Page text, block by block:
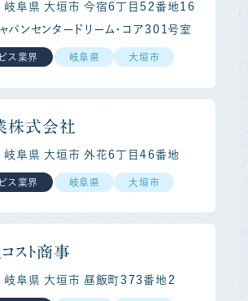
阜県 大垣市 今宿６丁目５２番地１６
パンセンタードリーム・コア３０１号室
ス業界 岐阜県 大垣市
株式会社
阜県 大垣市 外花６丁目４６番地
ス業界 岐阜県 大垣市
スト商事
阜県 大垣市 昼飯町３７３番地２